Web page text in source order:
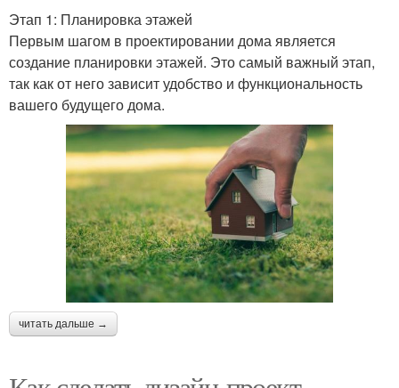
Этап 1: Планировка этажей
Первым шагом в проектировании дома является
создание планировки этажей. Это самый важный этап,
так как от него зависит удобство и функциональность
вашего будущего дома.
читать дальше →